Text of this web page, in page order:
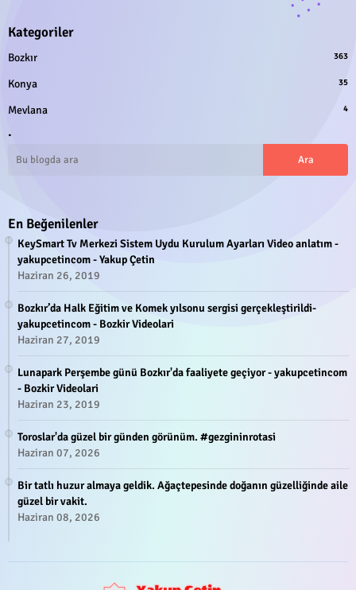
Kategoriler
Bozkır 363
Konya 35
Mevlana 4
.
En Beğenilenler
KeySmart Tv Merkezi Sistem Uydu Kurulum Ayarları Video anlatım -
yakupcetincom - Yakup Çetin
Haziran 26, 2019
Bozkır’da Halk Eğitim ve Komek yılsonu sergisi gerçekleştirildi-
yakupcetincom - Bozkir Videolari
Haziran 27, 2019
Lunapark Perşembe günü Bozkır'da faaliyete geçiyor - yakupcetincom
- Bozkir Videolari
Haziran 23, 2019
Toroslar'da güzel bir günden görünüm. #gezgininrotasi
Haziran 07, 2026
Bir tatlı huzur almaya geldik. Ağaçtepesinde doğanın güzelliğinde aile
güzel bir vakit.
Haziran 08, 2026